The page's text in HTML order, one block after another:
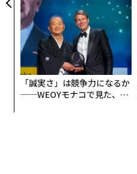
全貌
「誠実さ」は競争力になるか
──WEOYモナコで見た、く